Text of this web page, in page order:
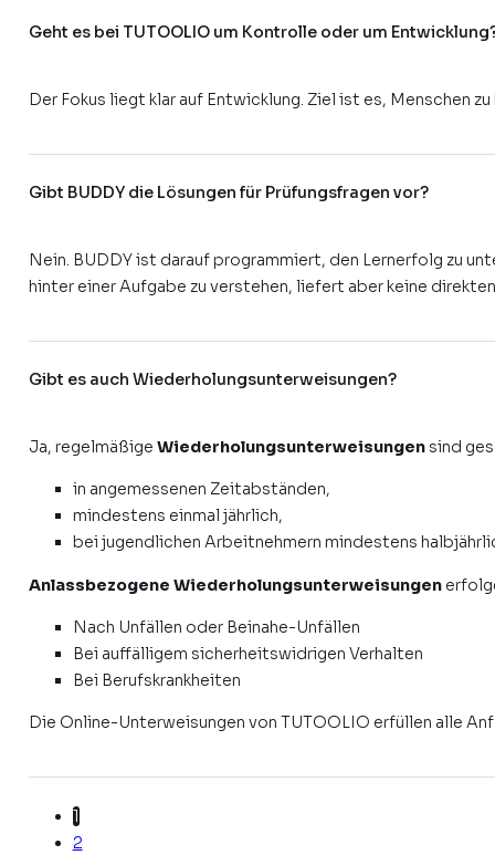
Geht es bei TUTOOLIO um Kontrolle oder um
Der Fokus liegt klar auf Entwicklung. Ziel ist es, Menschen
Gibt BUDDY die Lösungen für Prüfungsfragen vor?
Nein. BUDDY ist darauf programmiert, den Lernerfolg zu
hinter einer Aufgabe zu verstehen, liefert aber keine
Gibt es auch Wiederholungsunterweisungen?
Ja, regelmäßige Wiederholungsunterweisungensind
in angemessenen Zeitabständen,
mindestens einmal jährlich,
bei jugendlichen Arbeitnehmern mindestens
Anlassbezogene Wiederholungsunterweisungen
Nach Unfällen oder Beinahe-Unfällen
Bei auffälligem sicherheitswidrigen Verhalten
Bei Berufskrankheiten
Die Online-Unterweisungen von TUTOOLIO erfüllen alle
1
2